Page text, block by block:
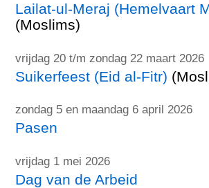
Lailat-ul-Meraj (Hemelvaart
(Moslims)
vrijdag 20 t/m zondag 22 maart 2026
Suikerfeest (Eid al-Fitr)
zondag 5 en maandag 6 april 2026
Pasen
vrijdag 1 mei 2026
Dag van de Arbeid